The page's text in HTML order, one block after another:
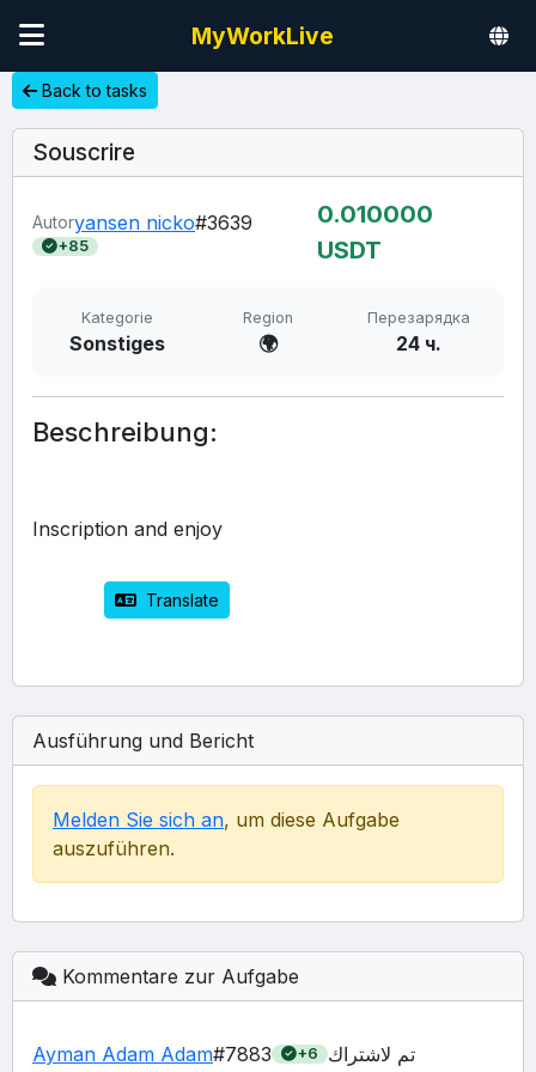
MyWorkLive
Back to tasks
Souscrire
Autoryansen nicko#3639
+85
0.010000
USDT
Kategorie
Sonstiges
Region
🌍
Перезарядка
24 ч.
Beschreibung:
Inscription and enjoy
Translate
Ausführung und Bericht
Melden Sie sich an, um diese Aufgabe
auszuführen.
Kommentare zur Aufgabe
Ayman Adam Adam#7883 +6